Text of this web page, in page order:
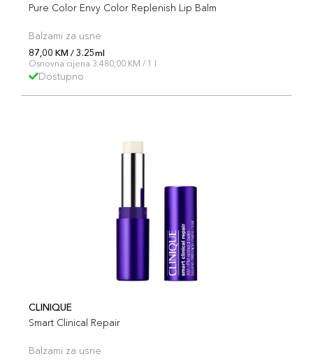
Pure Color Envy Color Replenish Lip Balm
Balzami za usne
87,00 KM / 3.25ml
Osnovna cijena 3.480,00 KM / 1 l
Dostupno
CLINIQUE
Smart Clinical Repair
Balzami za usne